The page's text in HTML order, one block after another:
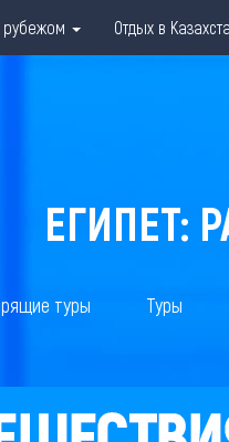
рубежом Отдых в
ЕГИПЕТ:
туры Туры